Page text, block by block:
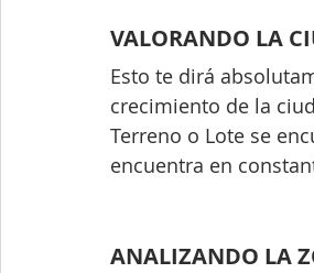
VALORANDO LA
Esto te dirá
crecimiento de la
Terreno o Lote se
encuentra en
ANALIZANDO LA